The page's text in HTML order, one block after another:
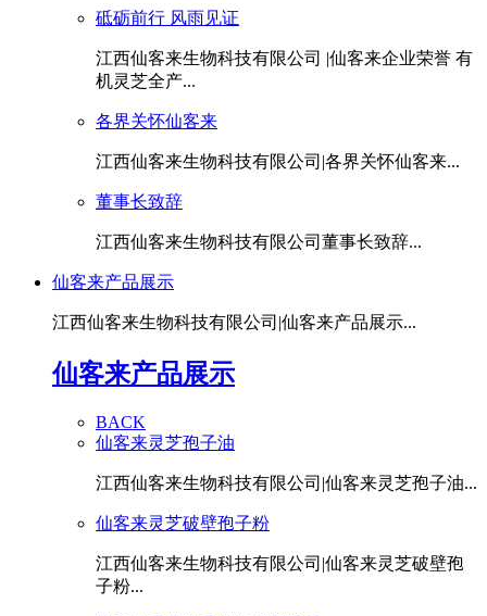
砥砺前行 风雨见证
江西仙客来生物科技有限公司 |仙客来企业荣誉 有
机灵芝全产...
各界关怀仙客来
江西仙客来生物科技有限公司|各界关怀仙客来...
董事长致辞
江西仙客来生物科技有限公司董事长致辞...
仙客来产品展示
江西仙客来生物科技有限公司|仙客来产品展示...
仙客来产品展示
BACK
仙客来灵芝孢子油
江西仙客来生物科技有限公司|仙客来灵芝孢子油...
仙客来灵芝破壁孢子粉
江西仙客来生物科技有限公司|仙客来灵芝破壁孢
子粉...